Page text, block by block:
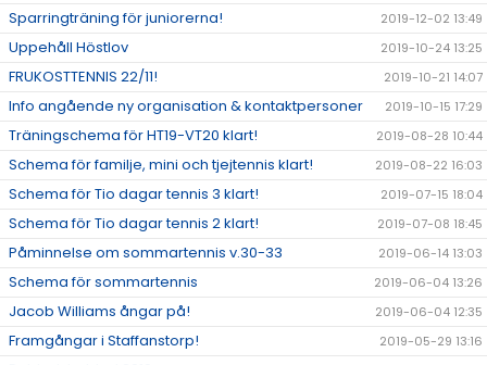
Sparringträning för juniorerna! 2019-12-02 13:49
Uppehåll Höstlov 2019-10-24 13:25
FRUKOSTTENNIS 22/11! 2019-10-21 14:07
Info angående ny organisation & kontaktpersoner 2019-10-15 17:29
Träningschema för HT19-VT20 klart! 2019-08-28 10:44
Schema för familje, mini och tjejtennis klart! 2019-08-22 16:03
Schema för Tio dagar tennis 3 klart! 2019-07-15 18:04
Schema för Tio dagar tennis 2 klart! 2019-07-08 18:45
Påminnelse om sommartennis v.30-33 2019-06-14 13:03
Schema för sommartennis 2019-06-04 13:26
Jacob Williams ångar på! 2019-06-04 12:35
Framgångar i Staffanstorp! 2019-05-29 13:16